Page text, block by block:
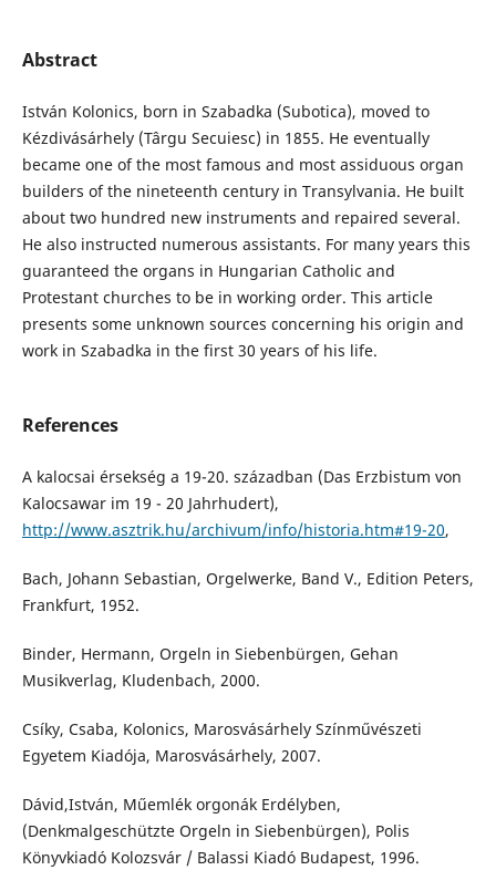
Abstract
István Kolonics, born in Szabadka (Subotica), moved to
Kézdivásárhely (Târgu Secuiesc) in 1855. He eventually
became one of the most famous and most assiduous organ
builders of the nineteenth century in Transylvania. He built
about two hundred new instruments and repaired several.
He also instructed numerous assistants. For many years this
guaranteed the organs in Hungarian Catholic and
Protestant churches to be in working order. This article
presents some unknown sources concerning his origin and
work in Szabadka in the first 30 years of his life.
References
A kalocsai érsekség a 19-20. században (Das Erzbistum von
Kalocsawar im 19 - 20 Jahrhudert),
http://www.asztrik.hu/archivum/info/historia.htm#19-20,
Bach, Johann Sebastian, Orgelwerke, Band V., Edition Peters,
Frankfurt, 1952.
Binder, Hermann, Orgeln in Siebenbürgen, Gehan
Musikverlag, Kludenbach, 2000.
Csíky, Csaba, Kolonics, Marosvásárhely Színművészeti
Egyetem Kiadója, Marosvásárhely, 2007.
Dávid,István, Műemlék orgonák Erdélyben,
(Denkmalgeschützte Orgeln in Siebenbürgen), Polis
Könyvkiadó Kolozsvár / Balassi Kiadó Budapest, 1996.